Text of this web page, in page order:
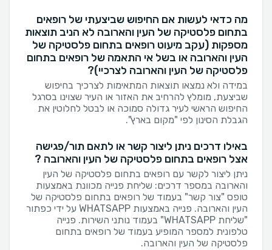
מה כדאי לעשות אם החיפוש שביצעתי של רופאים
בתחום פלסטיקה של העין והארובה לא הניב תוצאות
מספקות (עקב מיעוט רופאים בתחום פלסטיקה של
העין והארובה או בשל אי התאמה של רופאים בתחום
פלסטיקה של העין והארובה לצרכיי)?
במידה ולא נמצאו תוצאות המתאימות לצרכיך בחיפוש
שביצעת, מומלץ להרחיב את האזור או העיר שצוינו בסרגל
החיפוש הראשי לעיר גדולה סמוכה או לבטל לחלוטין את
הגבלת הסינון לפי "מקום בארץ".
באילו דרכים ניתן ליצור קשר או לתאם תור/פגישה
אצל רופאים בתחום פלסטיקה של העין והארובה ?
ניתן ליצור לקשר עם רופאים בתחום פלסטיקה של העין
והארובה במספר דרכים: שליחת פנייה מכוונת באמצעות
טופס "צור קשר" בעמוד של רופאים בתחום פלסטיקה של
העין והארובה. פנייה באמצעות WHATSAPP על ידי כפתור
"שליחת WHATSAPP" בעמוד נותני השירות. פנייה
טלפונית למספר המופיע בעמוד של רופאים בתחום
פלסטיקה של העין והארובה.